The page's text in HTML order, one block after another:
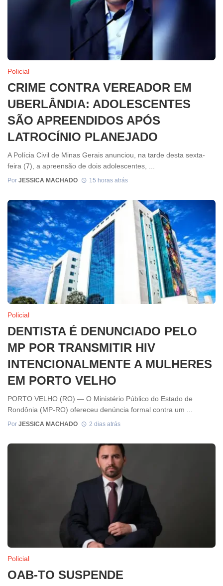
Policial
CRIME CONTRA VEREADOR EM
UBERLÂNDIA: ADOLESCENTES
SÃO APREENDIDOS APÓS
LATROCÍNIO PLANEJADO
A Polícia Civil de Minas Gerais anunciou, na tarde desta sexta-
feira (7), a apreensão de dois adolescentes, ...
Por JESSICA MACHADO 15 horas atrás
Policial
DENTISTA É DENUNCIADO PELO
MP POR TRANSMITIR HIV
INTENCIONALMENTE A MULHERES
EM PORTO VELHO
PORTO VELHO (RO) — O Ministério Público do Estado de
Rondônia (MP-RO) ofereceu denúncia formal contra um ...
Por JESSICA MACHADO 2 dias atrás
Policial
OAB-TO SUSPENDE